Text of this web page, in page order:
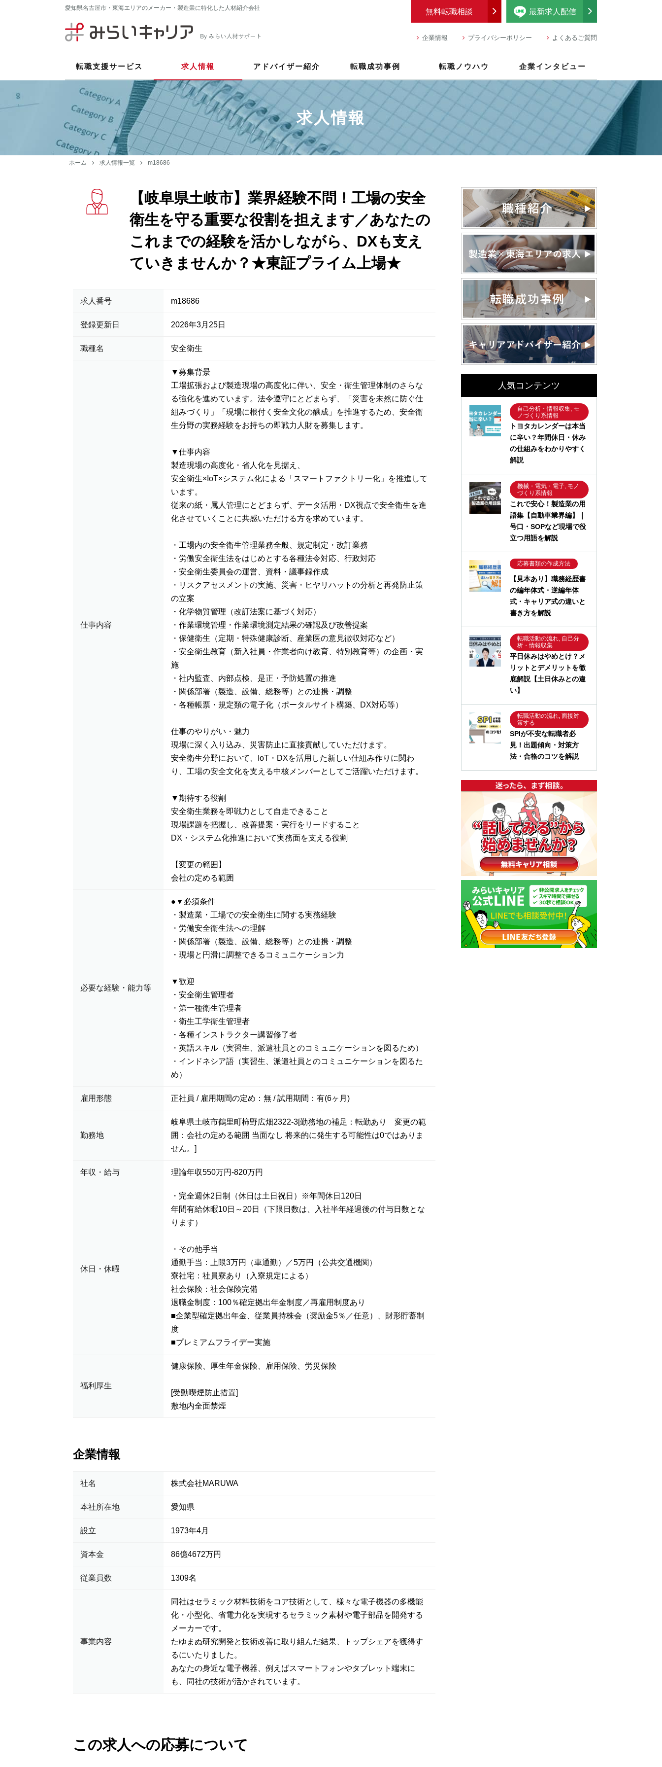
愛知県名古屋市・東海エリアのメーカー・製造業に特化した人材紹介会社 最新求人配信
無料転職相談
企業情報 プライバシーポリシー よくあるご質問
転職支援サービス 求人情報 アドバイザー紹介 転職成功事例 転職ノウハウ 企業インタビュー
求人情報
ホーム 求人情報一覧 m18686
【岐阜県土岐市】業界経験不問！工場の安全
衛生を守る重要な役割を担えます／あなたの
これまでの経験を活かしながら、DXも支え
ていきませんか？★東証プライム上場★
求人番号 m18686
登録更新日 2026年3月25日
職種名 安全衛生
仕事内容
▼募集背景
工場拡張および製造現場の高度化に伴い、安全・衛生管理体制のさらな
る強化を進めています。法令遵守にとどまらず、「災害を未然に防ぐ仕
組みづくり」「現場に根付く安全文化の醸成」を推進するため、安全衛
生分野の実務経験をお持ちの即戦力人財を募集します。
▼仕事内容
製造現場の高度化・省人化を見据え、
安全衛生×IoT×システム化による「スマートファクトリー化」を推進して
います。
従来の紙・属人管理にとどまらず、データ活用・DX視点で安全衛生を進
化させていくことに共感いただける方を求めています。
・工場内の安全衛生管理業務全般、規定制定・改訂業務
・労働安全衛生法をはじめとする各種法令対応、行政対応
・安全衛生委員会の運営、資料・議事録作成
・リスクアセスメントの実施、災害・ヒヤリハットの分析と再発防止策
の立案
・化学物質管理（改訂法案に基づく対応）
・作業環境管理・作業環境測定結果の確認及び改善提案
・保健衛生（定期・特殊健康診断、産業医の意見徴収対応など）
・安全衛生教育（新入社員・作業者向け教育、特別教育等）の企画・実
施
・社内監査、内部点検、是正・予防処置の推進
・関係部署（製造、設備、総務等）との連携・調整
・各種帳票・規定類の電子化（ポータルサイト構築、DX対応等）
仕事のやりがい・魅力
現場に深く入り込み、災害防止に直接貢献していただけます。
安全衛生分野において、IoT・DXを活用した新しい仕組み作りに関わ
り、工場の安全文化を支える中核メンバーとしてご活躍いただけます。
▼期待する役割
安全衛生業務を即戦力として自走できること
現場課題を把握し、改善提案・実行をリードすること
DX・システム化推進において実務面を支える役割
【変更の範囲】
会社の定める範囲
必要な経験・能力等
●▼必須条件
・製造業・工場での安全衛生に関する実務経験
・労働安全衛生法への理解
・関係部署（製造、設備、総務等）との連携・調整
・現場と円滑に調整できるコミュニケーション力
▼歓迎
・安全衛生管理者
・第一種衛生管理者
・衛生工学衛生管理者
・各種インストラクター講習修了者
・英語スキル（実習生、派遣社員とのコミュニケーションを図るため）
・インドネシア語（実習生、派遣社員とのコミュニケーションを図るた
め）
雇用形態 正社員 / 雇用期間の定め：無 / 試用期間：有(6ヶ月)
勤務地
岐阜県土岐市鶴里町柿野広畑2322-3[勤務地の補足：転勤あり 変更の範
囲：会社の定める範囲 当面なし 将来的に発生する可能性は0ではありま
せん。]
年収・給与 理論年収550万円-820万円
休日・休暇
・完全週休2日制（休日は土日祝日）※年間休日120日
年間有給休暇10日～20日（下限日数は、入社半年経過後の付与日数とな
ります）
・その他手当
通勤手当：上限3万円（車通勤）／5万円（公共交通機関）
寮社宅：社員寮あり（入寮規定による）
社会保険：社会保険完備
退職金制度：100％確定拠出年金制度／再雇用制度あり
■企業型確定拠出年金、従業員持株会（奨励金5％／任意）、財形貯蓄制
度
■プレミアムフライデー実施
福利厚生
健康保険、厚生年金保険、雇用保険、労災保険
[受動喫煙防止措置]
敷地内全面禁煙
企業情報
社名 株式会社MARUWA
本社所在地 愛知県
設立 1973年4月
資本金 86億4672万円
従業員数 1309名
事業内容
同社はセラミック材料技術をコア技術として、様々な電子機器の多機能
化・小型化、省電力化を実現するセラミック素材や電子部品を開発する
メーカーです。
たゆまぬ研究開発と技術改善に取り組んだ結果、トップシェアを獲得す
るにいたりました。
あなたの身近な電子機器、例えばスマートフォンやタブレット端末に
も、同社の技術が活かされています。
この求人への応募について
人気コンテンツ
自己分析・情報収集, モ
ノづくり系情報
トヨタカレンダーは本当
に辛い？年間休日・休み
の仕組みをわかりやすく
解説
機械・電気・電子, モノ
づくり系情報
これで安心！製造業の用
語集【自動車業界編】｜
号口・SOPなど現場で役
立つ用語を解説
応募書類の作成方法
【見本あり】職務経歴書
の編年体式・逆編年体
式・キャリア式の違いと
書き方を解説
転職活動の流れ, 自己分
析・情報収集
平日休みはやめとけ？メ
リットとデメリットを徹
底解説【土日休みとの違
い】
転職活動の流れ, 面接対
策する
SPIが不安な転職者必
見！出題傾向・対策方
法・合格のコツを解説